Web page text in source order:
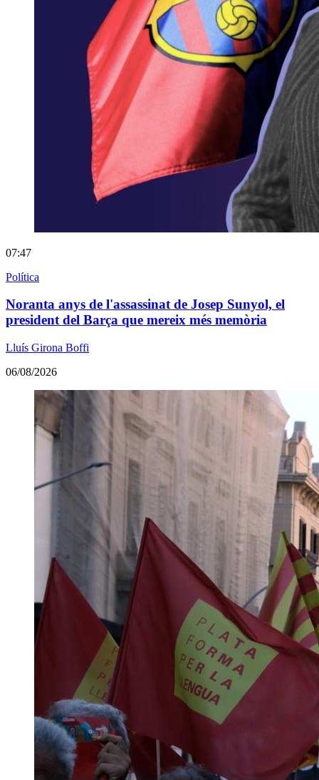
07:47
Política
Noranta anys de l'assassinat de Josep Sunyol, el
president del Barça que mereix més memòria
Lluís Girona Boffi
06/08/2026